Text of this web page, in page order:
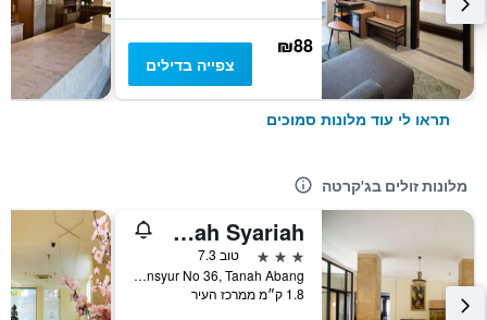
₪88
צפייה בדילים
תראו לי עוד מלונות סמוכים
מלונות זולים בג'קרטה
Hotel Nusantara Indah Syariah
3 כוכבים
טוב 7.3
Jl. K.H. Mas Mansyur No 36, Tanah Abang, ג'קרטה, אינדונזיה
1.8 ק״מ ממרכז העיר